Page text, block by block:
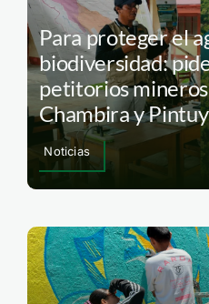
Para proteger el
biodiversidad:
petitorios
Chambira y
Noticias